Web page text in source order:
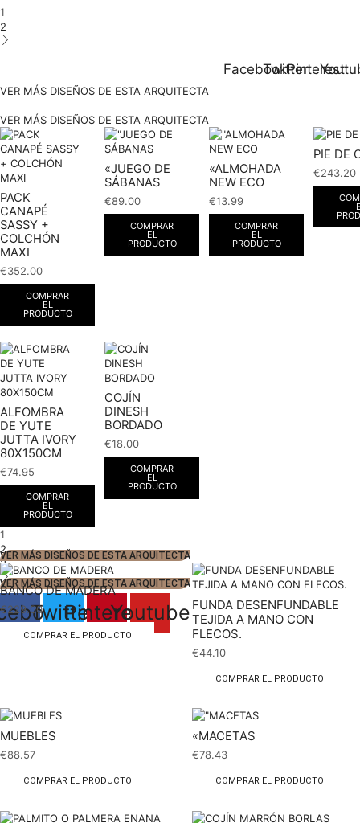
1
2
FacebookTwitterPinterest
VER MÁS DISEÑOS DE ESTA ARQUITECTA
VER MÁS DISEÑOS DE ESTA ARQUITECTA
PACK
CANAPÉ
SASSY +
COLCHÓN
MAXI
€352.00
COMPRAR
EL
PRODUCTO
«JUEGO DE
SÁBANAS
€89.00
COMPRAR
EL
PRODUCTO
«ALMOHADA
NEW ECO
€13.99
COMPRAR
EL
PRODUCTO
PIE DE
€243.20
ALFOMBRA
DE YUTE
JUTTA IVORY
80X150CM
€74.95
COMPRAR
EL
PRODUCTO
COJÍN
DINESH
BORDADO
€18.00
COMPRAR
EL
PRODUCTO
1
2
3
TwitterPinterestYoutube
VER MÁS DISEÑOS DE ESTA ARQUITECTA
VER MÁS DISEÑOS DE ESTA ARQUITECTA
BANCO DE MADERA
€229.00
COMPRAR EL PRODUCTO
FUNDA DESENFUNDABLE
TEJIDA A MANO CON
FLECOS.
€44.10
COMPRAR EL PRODUCTO
MUEBLES
€88.57
COMPRAR EL PRODUCTO
«MACETAS
€78.43
COMPRAR EL PRODUCTO